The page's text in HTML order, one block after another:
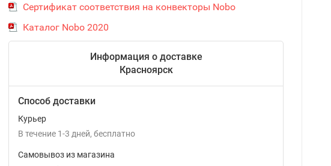
Сертификат соответствия на конвекторы Nobo
Каталог Nobo 2020
Информация о доставке
Красноярск
Способ доставки
Курьер
В течение 1-3 дней Бесплатно
Самовывоз из магазина